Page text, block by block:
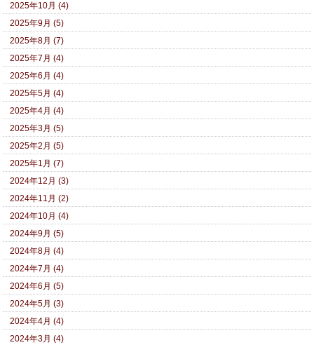
2025年10月 (4)
2025年9月 (5)
2025年8月 (7)
2025年7月 (4)
2025年6月 (4)
2025年5月 (4)
2025年4月 (4)
2025年3月 (5)
2025年2月 (5)
2025年1月 (7)
2024年12月 (3)
2024年11月 (2)
2024年10月 (4)
2024年9月 (5)
2024年8月 (4)
2024年7月 (4)
2024年6月 (5)
2024年5月 (3)
2024年4月 (4)
2024年3月 (4)